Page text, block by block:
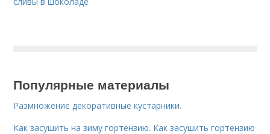
Популярные материалы
Размножение декоративные кустарники.
Как засушить на зиму гортензию. Как засушить гортензию